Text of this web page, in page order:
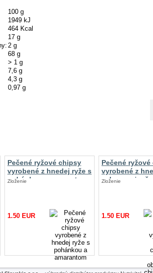
100 g
1949 kJ
464 Kcal
17 g
2 g
68 g
> 1 g
7,6 g
4,3 g
0,97 g
Pečené ryžové chipsy
vyrobené z hnedej ryže s
pohánkou a amarantom
Zloženie
1.50 EUR
Pečené
vyrobené z
celozrnnej ryže
Zloženie
1.50 EUR